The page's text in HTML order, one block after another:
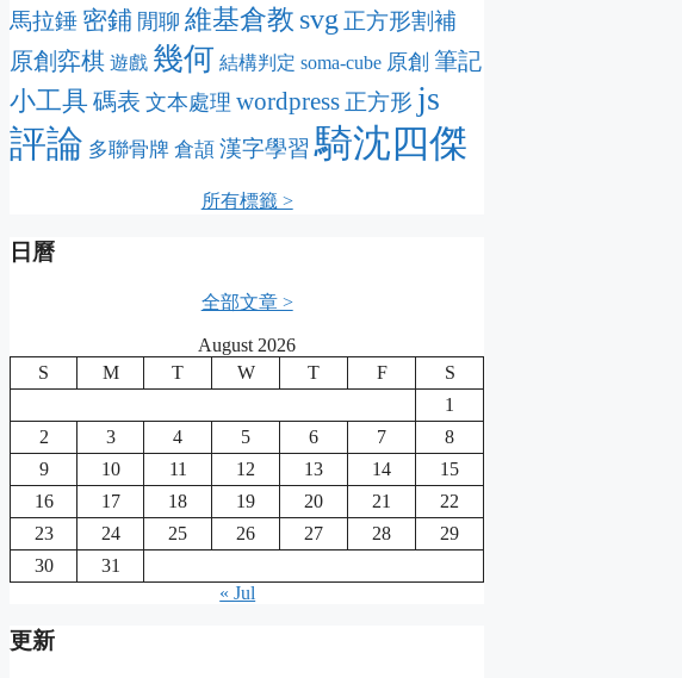
馬拉錘 密鋪 閒聊 維基倉教 svg 正方形割補
原創弈棋 遊戲 幾何 結構判定 soma-cube 原創 筆記
小工具 碼表 文本處理 wordpress 正方形 js
評論 多聯骨牌 倉頡 漢字學習 騎沈四傑
所有標籤 >
日曆
全部文章 >
August 2026
S
M T W T F
S
1
2
3 4 5 6 7
8
9
10 11 12 13 14
15
16
17 18 19 20 21
22
23
24 25 26 27 28
29
30
31
« Jul
更新